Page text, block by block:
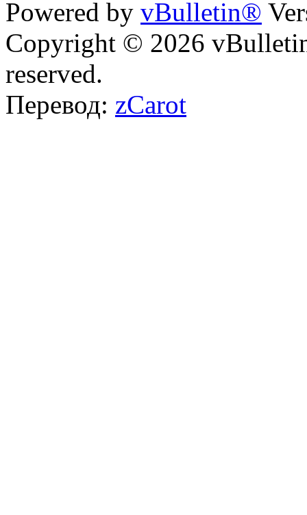
Powered by vBulletin®
Copyright © 2026
reserved.
Перевод: zCarot